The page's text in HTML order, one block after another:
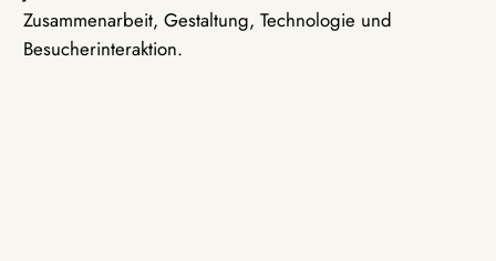
Zusammenarbeit, Gestaltung, Technologie und
Besucherinteraktion.